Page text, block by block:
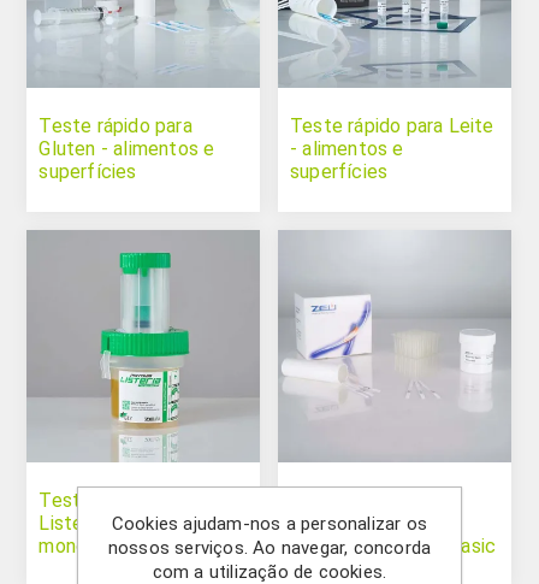
Teste rápido para
Gluten - alimentos e
superfícies
Teste rápido para Leite
- alimentos e
superfícies
Teste rápido para
Listeria
monocytogenes -
alimentos e superfícies
Listeria
monocytogenes - Basic
Cookies ajudam-nos a personalizar os
nossos serviços. Ao navegar, concorda
com a utilização de cookies.